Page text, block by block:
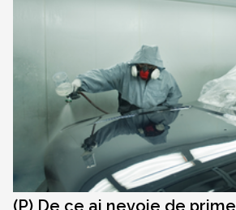
(P) De ce ai nevoie de